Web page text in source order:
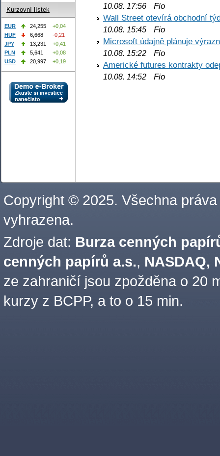
10.08. 17:56 Fio
Wall Street otevírá obchodní
10.08. 15:45 Fio
Microsoft údajně plánuje
10.08. 15:22 Fio
Americké futures kontrakty
10.08. 14:52 Fio
Kurzovní lístek
EUR 24,255
+0,04
HUF
6,668
-0,21
JPY
13,231
+0,41
PLN
5,641
+0,08
USD
20,997 +0,19
Copyright © 2025. Všechna práva
vyhrazena.
Zdroje dat: Burza cenných
cenných papírů a.s., NASDAQ,
ze zahraničí jsou zpožděna o 20
kurzy z BCPP, a to o 15 min.